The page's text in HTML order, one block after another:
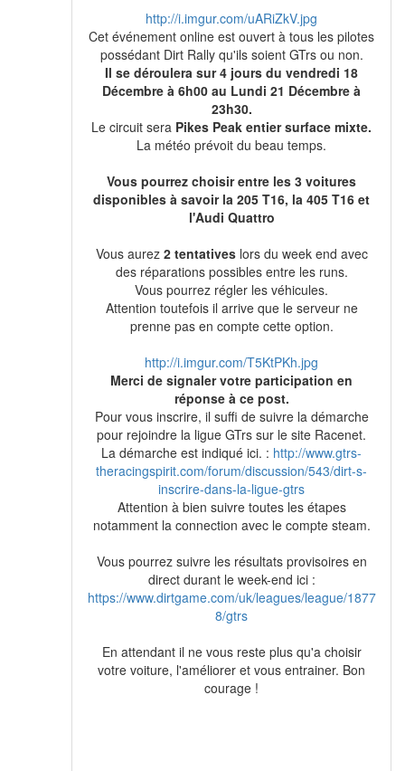
http://i.imgur.com/uARiZkV.jpg
Cet événement online est ouvert à tous les pilotes
possédant Dirt Rally qu'ils soient GTrs ou non.
Il se déroulera sur 4 jours du vendredi 18
Décembre à 6h00 au Lundi 21 Décembre à
23h30.
Le circuit sera Pikes Peak entier surface mixte.
La météo prévoit du beau temps.
Vous pourrez choisir entre les 3 voitures
disponibles à savoir la 205 T16, la 405 T16 et
l'Audi Quattro
Vous aurez 2 tentatives lors du week end avec
des réparations possibles entre les runs.
Vous pourrez régler les véhicules.
Attention toutefois il arrive que le serveur ne
prenne pas en compte cette option.
http://i.imgur.com/T5KtPKh.jpg
Merci de signaler votre participation en
réponse à ce post.
Pour vous inscrire, il suffi de suivre la démarche
pour rejoindre la ligue GTrs sur le site Racenet.
La démarche est indiqué ici. : http://www.gtrs-
theracingspirit.com/forum/discussion/543/dirt-s-
inscrire-dans-la-ligue-gtrs
Attention à bien suivre toutes les étapes
notamment la connection avec le compte steam.
Vous pourrez suivre les résultats provisoires en
direct durant le week-end ici :
https://www.dirtgame.com/uk/leagues/league/1877
8/gtrs
En attendant il ne vous reste plus qu'a choisir
votre voiture, l'améliorer et vous entrainer. Bon
courage !